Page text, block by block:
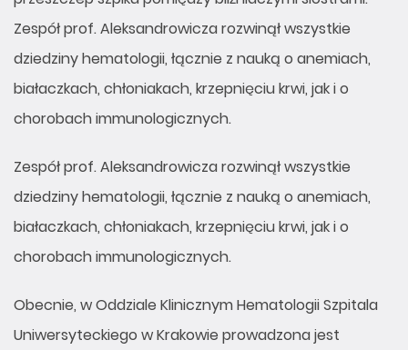
Zespół prof. Aleksandrowicza rozwinął wszystkie
dziedziny hematologii, łącznie z nauką o anemiach,
białaczkach, chłoniakach, krzepnięciu krwi, jak i o
chorobach immunologicznych.
Zespół prof. Aleksandrowicza rozwinął wszystkie
dziedziny hematologii, łącznie z nauką o anemiach,
białaczkach, chłoniakach, krzepnięciu krwi, jak i o
chorobach immunologicznych.
Obecnie, w Oddziale Klinicznym Hematologii Szpitala
Uniwersyteckiego w Krakowie prowadzona jest